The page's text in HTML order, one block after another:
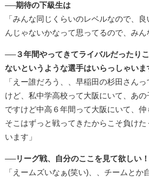
──期待の下級生は
「みんな同じくらいのレベルなので、良
んじゃないかなって思ってるので、みん
──３年間やってきてライバルだったり
ないというような選手はいらっしゃいま
「えー誰だろう、、早稲田の杉田さん
けど、私中学高校って大阪にいて、あ
ですけど中高６年間って大阪にいて、
そこはずっと戦ってきたからこそ負け
います」
──リーグ戦、自分のここを見て欲しい！
「えームズいなぁ(笑い)、、チームとか